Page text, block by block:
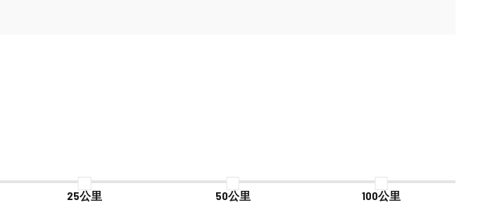
25公里 50公里 100公里